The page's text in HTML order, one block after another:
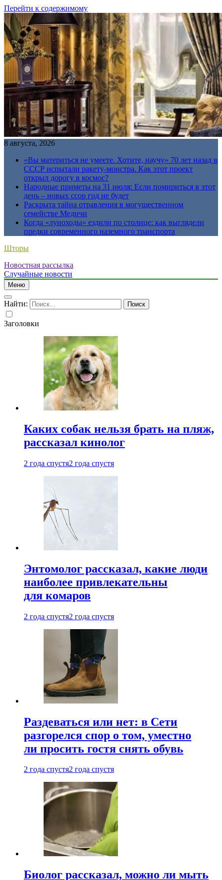
Перейти к содержимому
8 августа, 2026
«Вы материться не умеете. Хотите, научу» 70 лет назад в
СССР испытали ракету-монстра. Как этот проект
открыл дорогу в космос?
Народные приметы на 31 июля: Если помириться в этот
день – новых ссор год не будет
Раскрыта тайна отравления в могущественном
семействе Медичи
Когда «луноходы» ездили по столице: как выглядели
предки современного наземного транспорта
Шторы
Новостная рассылка
Случайные новости
Меню
Найти:
Заголовки
Каких собак нельзя брать на пляж,
рассказал кинолог
2 года спустя2 года спустя
Энтомолог рассказал, какие люди
наиболее привлекательны
для комаров
2 года спустя2 года спустя
Раздеваться или нет: в Сети
разгорелся спор о том, уместно
ли просить гостя снять обувь
2 года спустя2 года спустя
Биолог рассказал, можно ли мыть